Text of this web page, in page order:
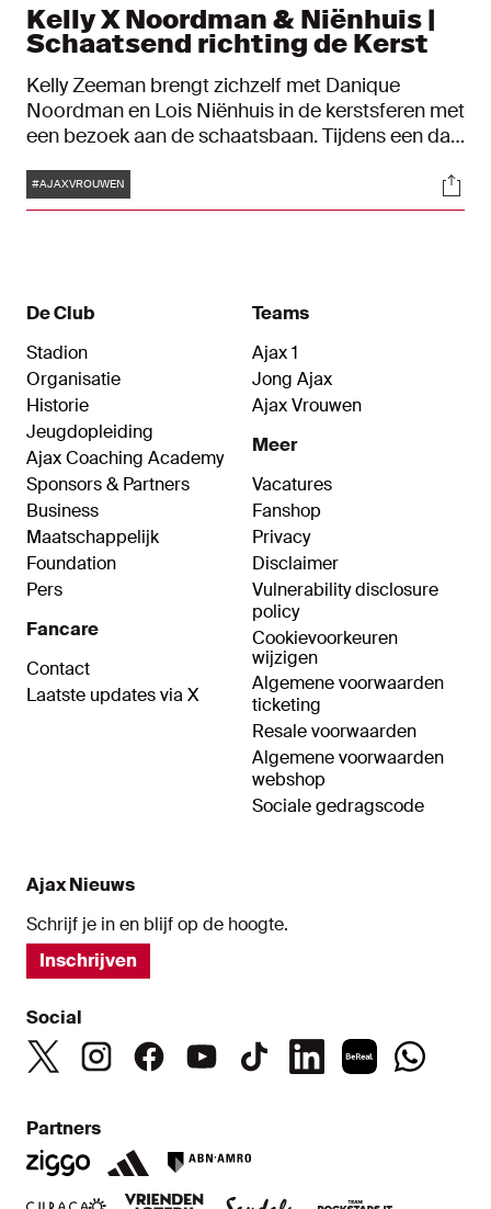
Kelly X Noordman & Niënhuis |
Schaatsend richting de Kerst
Kelly Zeeman brengt zichzelf met Danique
Noordman en Lois Niënhuis in de kerstsferen met
een bezoek aan de schaatsbaan. Tijdens een dag
gesprekken en een kijkje in het leven van de
Ajacieden.
Tags
#AJAXVROUWEN
De Club
Stadion
Organisatie
Historie
Jeugdopleiding
Ajax Coaching Academy
Sponsors & Partners
Business
Maatschappelijk
Foundation
Pers
Fancare
Contact
Laatste updates via X
Teams
Ajax 1
Jong Ajax
Ajax Vrouwen
Meer
Vacatures
Fanshop
Privacy
Disclaimer
Vulnerability disclosure
policy
Cookievoorkeuren
wijzigen
Algemene voorwaarden
ticketing
Resale voorwaarden
Algemene voorwaarden
webshop
Sociale gedragscode
Ajax Nieuws
Schrijf je in en blijf op de hoogte.
Inschrijven
Social
Partners